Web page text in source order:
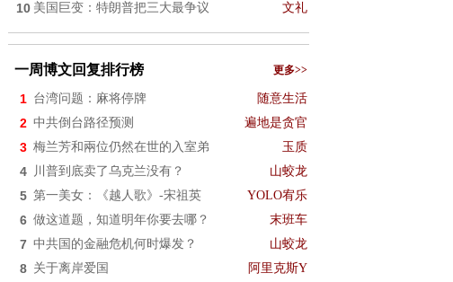
10 美国巨变：特朗普把三大最争议 文礼
一周博文回复排行榜 更多>>
1 台湾问题：麻将停牌 随意生活
2 中共倒台路径预测 遍地是贪官
3 梅兰芳和兩位仍然在世的入室弟 玉质
4 川普到底卖了乌克兰没有？ 山蛟龙
5 第一美女：《越人歌》-宋祖英 YOLO宥乐
6 做这道题，知道明年你要去哪？ 末班车
7 中共国的金融危机何时爆发？ 山蛟龙
8 关于离岸爱国 阿里克斯Y